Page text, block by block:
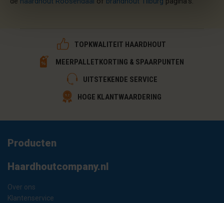
TOPKWALITEIT HAARDHOUT
MEERPALLETKORTING & SPAARPUNTEN
UITSTEKENDE SERVICE
HOGE KLANTWAARDERING
Producten
Haardhoutcompany.nl
Over ons
Klantenservice